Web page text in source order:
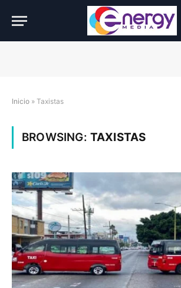
Inicio » Taxistas
BROWSING: TAXISTAS